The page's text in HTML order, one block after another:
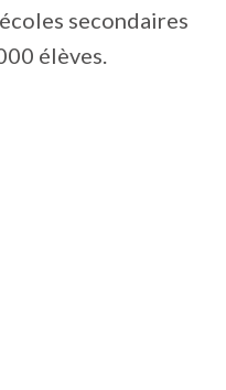
secondaires
élèves.